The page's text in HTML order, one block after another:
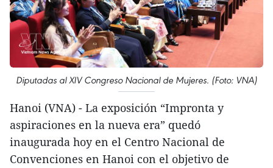
Diputadas al XIV Congreso Nacional de Mujeres. (Foto: VNA)
Hanoi (VNA) - La exposición “Impronta y
aspiraciones en la nueva era” quedó
inaugurada hoy en el Centro Nacional de
Convenciones en Hanoi con el objetivo de